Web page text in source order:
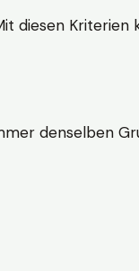
diesen
denselben